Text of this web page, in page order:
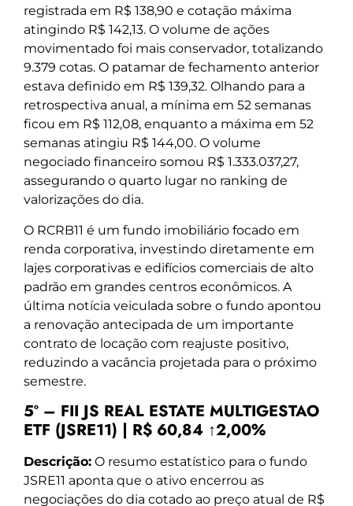
registrada em R$ 138,90 e cotação máxima
atingindo R$ 142,13. O volume de ações
movimentado foi mais conservador, totalizando
9.379 cotas. O patamar de fechamento anterior
estava definido em R$ 139,32. Olhando para a
retrospectiva anual, a mínima em 52 semanas
ficou em R$ 112,08, enquanto a máxima em 52
semanas atingiu R$ 144,00. O volume
negociado financeiro somou R$ 1.333.037,27,
assegurando o quarto lugar no ranking de
valorizações do dia.
O RCRB11 é um fundo imobiliário focado em
renda corporativa, investindo diretamente em
lajes corporativas e edifícios comerciais de alto
padrão em grandes centros econômicos. A
última notícia veiculada sobre o fundo apontou
a renovação antecipada de um importante
contrato de locação com reajuste positivo,
reduzindo a vacância projetada para o próximo
semestre.
5º – FII JS REAL ESTATE MULTIGESTAO
ETF (JSRE11) | R$ 60,84 ↑2,00%
Descrição: O resumo estatístico para o fundo
JSRE11 aponta que o ativo encerrou as
negociações do dia cotado ao preço atual de R$